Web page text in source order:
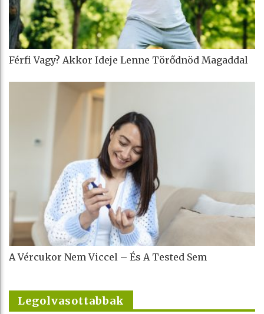
Férfi Vagy? Akkor Ideje Lenne Törődnöd Magaddal
A Vércukor Nem Viccel – És A Tested Sem
Legolvasottabbak